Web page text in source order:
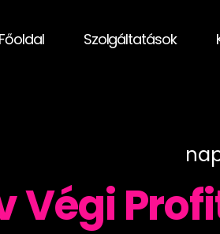
Főoldal Szolgáltatások
Végi